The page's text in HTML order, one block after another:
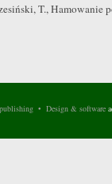
T., Hamowanie
• Design & software